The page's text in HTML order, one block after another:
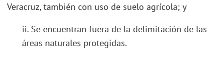
Veracruz, también con uso de suelo agrícola; y
ii. Se encuentran fuera de la delimitación de las
áreas naturales protegidas.